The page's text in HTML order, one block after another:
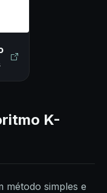
K-
método simples e